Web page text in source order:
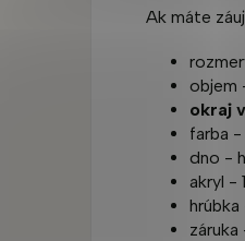
Ak máte
objem
okraj
farba -
dno -
akryl -